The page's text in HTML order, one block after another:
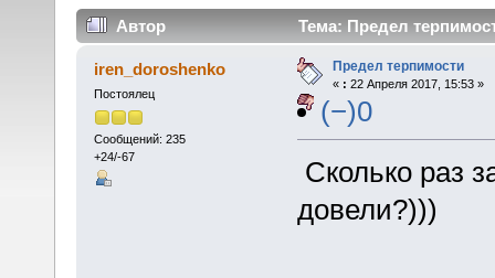
Автор Тема: Предел
iren_doroshenko
Постоялец
Сообщений: 235
+24/-67
Предел терпимости
« : 22 Апреля 2017, 15:53 »
(−)0
Сколько раз
довели?)))